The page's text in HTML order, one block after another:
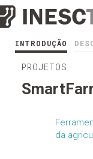
INTRODUÇÃO
PROJETOS
da